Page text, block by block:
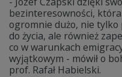
bezinteresowności, która
ogromnie dużo, nie tylko
do życia, ale również
co w warunkach
wyjątkowym - mówił o
prof. Rafał Habielski.